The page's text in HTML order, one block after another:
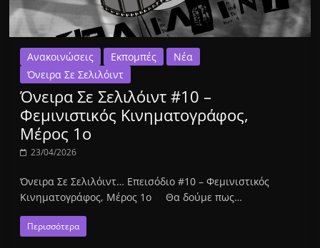
Ανακοινώσεις Εκπομπές
Νέα
Όνειρα Σε Σελιλόιντ
Όνειρα Σε Σελιλόιντ #10 –
Φεμινιστικός Κινηματογράφος,
Μέρος 1ο
23/04/2026
Όνειρα Σε Σελιλόιντ… Επεισόδιο #10 – Φεμινιστικός
Κινηματογράφος, Μέρος 1ο Θα δούμε πως…
Περισσότερα